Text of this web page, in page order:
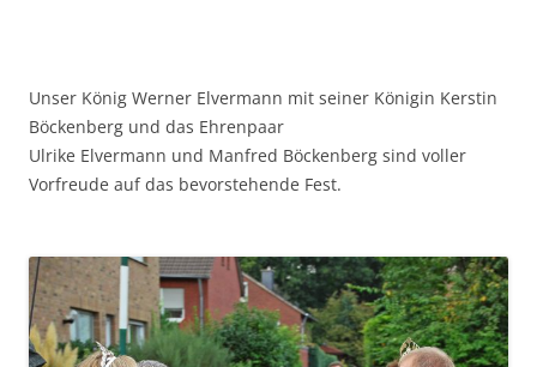
Unser König Werner Elvermann mit seiner Königin Kerstin
Böckenberg und das Ehrenpaar
Ulrike Elvermann und Manfred Böckenberg sind voller
Vorfreude auf das bevorstehende Fest.